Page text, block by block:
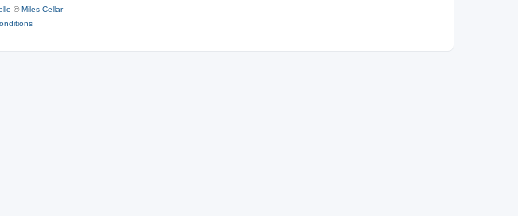
©Miles Cellar